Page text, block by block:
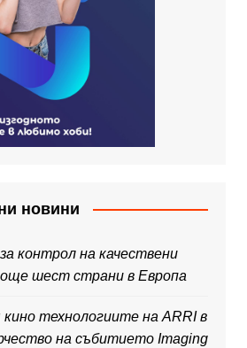
новини
контрол на качествени
шест страни в Европа
кино технологиите на ARRI в
на събитието Imaging